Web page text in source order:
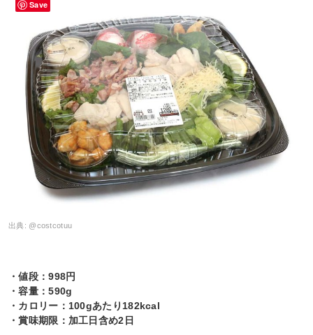
出典: @costcotuu
・値段：998円
・容量：590g
・カロリー：100gあたり182kcal
・賞味期限：加工日含め2日
Save